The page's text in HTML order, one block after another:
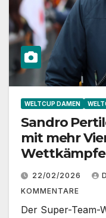
WELTCUP DAMEN
Sandro
mit mehr
22/02/2026
KOMMENTARE
Der Super-Team-